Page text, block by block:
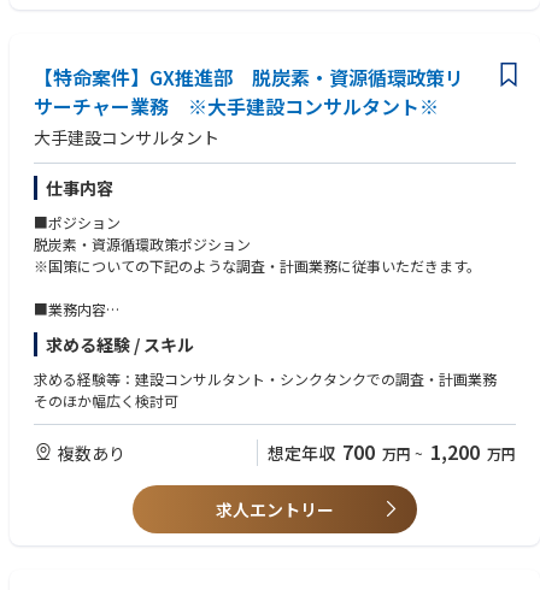
■導入事例
BESS導入：
全国100拠点で合計1,411 MWh導入済（全国131,000世帯分の1日分消費量
に相当）
Banpu Japanと26 MW/109 MWh案件（福島・宮崎）共同展開（1拠点で
約10,150世帯分×2サイトに匹敵）
HEXA Energyと高圧10基以上案件を予定
EV充電器：成田国際空港・有明アーバンスポーツパーク・Audi Charging
Hubに導入済み
X‑PPA：京都市内ホテルに再エネ電力を供給中
■参考記事
・STOCK EXPRESS（IPOによる調達資金の使い道、新工場建設計画など）
https://stockexpress.jp/powerx20251219/
・三井物産『Green & Circular』：「再エネもEVも確実に普及する！その
シンプルな理由と蓄電池」
https://www.mitsui.com/solution/contents/column/powerx
・（動画）TBS NEWS DIG – Bizスクエア：「伊藤正裕CEOが語るエネルギ
ー新ビジネスモデル」
https://www.youtube.com/watch?v=AisPnX-UtcM
【特命案件】GX推進部 脱炭素・資源循環政策リ
サーチャー業務 ※大手建設コンサルタント※
大手建設コンサルタント
仕事内容
■ポジション
脱炭素・資源循環政策ポジション
※国策についての下記のような調査・計画業務に従事いただきます。
■業務内容
・廃棄物エネルギー利用高度化マニュアル作成
・廃棄物エネルギー利活用計画指針
・多面的価値を創出する廃棄物処理施設整備促進ガイダンス
・メタンガス化施設整備マニュアル作成
・温室効果ガスゼロに向けた中長期シナリオプランニング
その他にも環境省での案件や国策に関わる案件に従事いただきます。
求める経験 / スキル
求める経験等：建設コンサルタント・シンクタンクでの調査・計画業務
そのほか幅広く検討可
複数あり 想定年収 700 万円 ~ 1,200 万円
求人エントリー